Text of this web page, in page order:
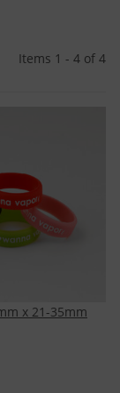
Items 1 - 4 of 4
x 21-35mm